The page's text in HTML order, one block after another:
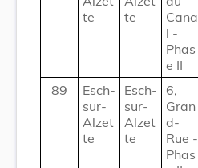
te
te
Cana
l -
Phas
e II
89
Esch-
sur-
Alzet
te
Esch-
sur-
Alzet
te
6,
Gran
d-
Rue -
Phas